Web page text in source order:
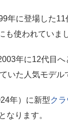
年に登場した11
も使われていま
年に12代目へ
いた人気モデル
年）に新型ク
なります。